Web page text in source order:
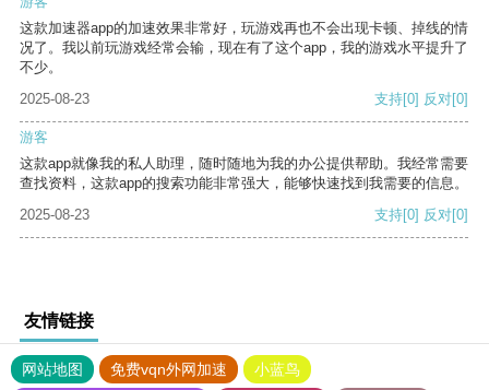
这款加速器app的加速效果非常好，玩游戏再也不会出现卡顿、掉线的情
况了。我以前玩游戏经常会输，现在有了这个app，我的游戏水平提升了
不少。
2025-08-23
支持[0] 反对[0]
游客
这款app就像我的私人助理，随时随地为我的办公提供帮助。我经常需要
查找资料，这款app的搜索功能非常强大，能够快速找到我需要的信息。
2025-08-23
支持[0] 反对[0]
友情链接
网站地图 免费vqn外网加速
小蓝鸟